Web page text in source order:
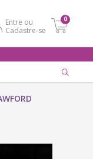
Entre ou
Cadastre-se
0